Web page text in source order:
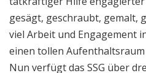
gesägt, geschraubt, gemalt,
viel Arbeit und Engagement
einen tollen
Nun verfügt das SSG über